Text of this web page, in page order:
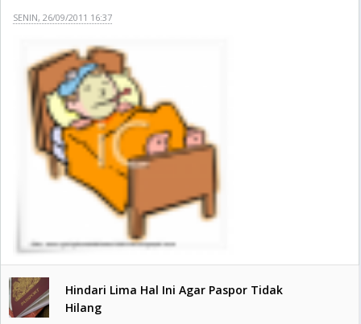
SENIN, 26/09/2011 16:37
Hindari Lima Hal Ini Agar Paspor Tidak
Hilang